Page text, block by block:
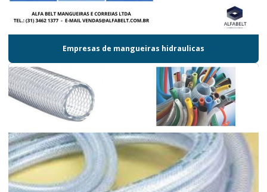
Empresas de mangueiras hidraulicas